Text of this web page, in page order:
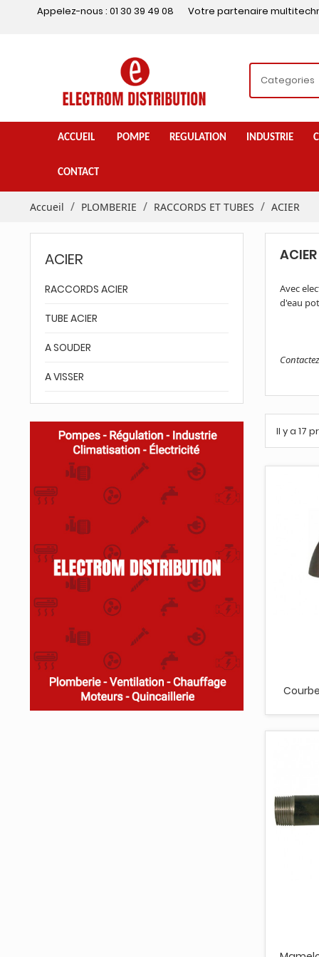
Appelez-nous : 01 30 39 49 08 Votre partenaire
ACCUEIL POMPE REGULATION INDUSTRIE
CONTACT
Accueil PLOMBERIE RACCORDS ET TUBES ACIER
ACIER
RACCORDS ACIER
TUBE ACIER
A SOUDER
A VISSER
ACIER
Avec
d'eau
Il y a 17